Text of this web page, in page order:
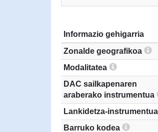
Informazio gehigarria
Zonalde geografikoa
Modalitatea
DAC sailkapenaren
araberako instrumentua
Lankidetza-instrumentua
Barruko kodea